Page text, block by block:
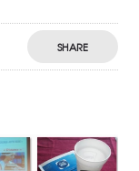
SHARE